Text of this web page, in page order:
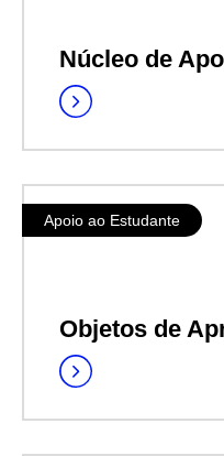
Núcleo de
Apoio ao Estudante
Objetos de